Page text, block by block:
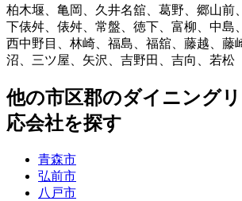
柏木堰 亀岡 久井名舘 葛野 郷山前
下俵舛
俵舛 常盤 徳下 富柳 中島
西中野目
林崎 福島 福舘 藤越 藤
沼
三ツ屋 矢沢 吉野田 吉向 若松
他の市区郡のダイニング
応会社を探す
青森市
弘前市
八戸市